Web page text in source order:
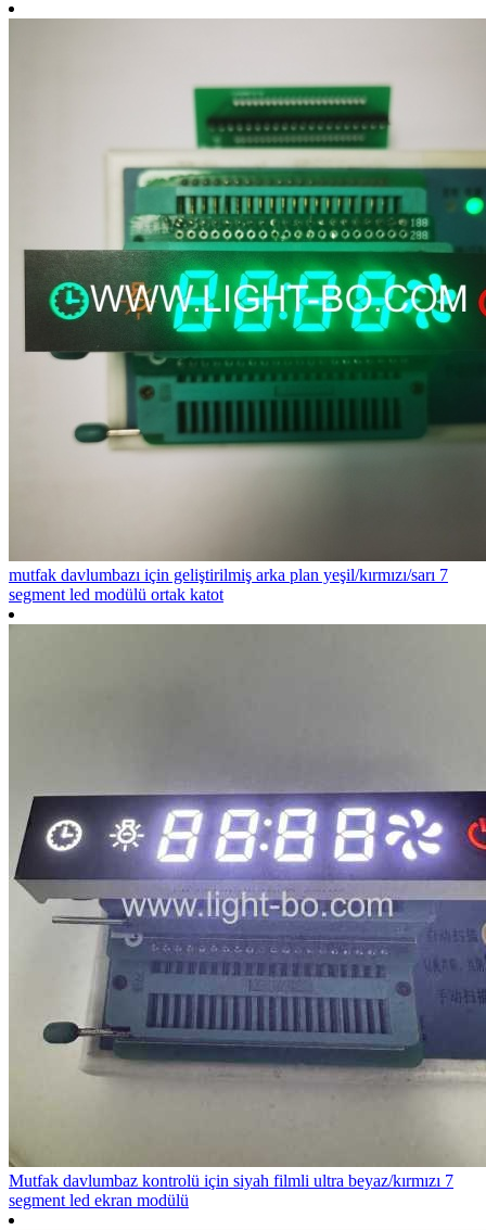
mutfak davlumbazı için geliştirilmiş arka plan yeşil/kırmızı/sarı 7
segment led modülü ortak katot
Mutfak davlumbaz kontrolü için siyah filmli ultra beyaz/kırmızı 7
segment led ekran modülü